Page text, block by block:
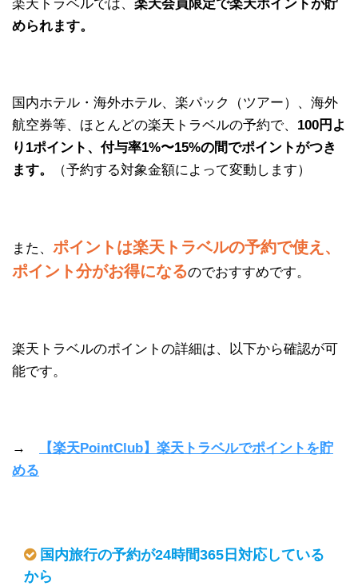
楽天トラベルでは、 楽天会員限定で楽天ポイントが貯
められます。
国内ホテル・海外ホテル、楽パック（ツアー）、海外
航空券等、ほとんどの楽天トラベルの予約で、 100円よ
り1ポイント、付与率1%〜15%の間でポイントがつき
ます。
（予約する対象金額によって変動します）
また、 ポイントは楽天トラベルの予約で使え、
ポイント分がお得になるのでおすすめです。
楽天トラベルのポイントの詳細は、以下から確認が可
能です。
→
【楽天PointClub】楽天トラベルでポイントを貯
める
国内旅行の予約が24時間365日対応している
から